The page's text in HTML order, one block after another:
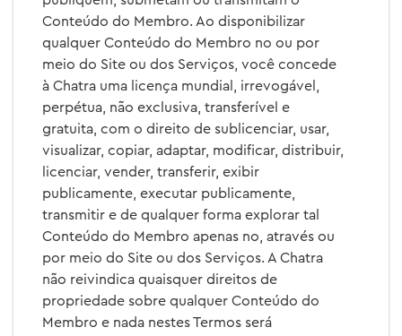
Conteúdo do Membro. Ao disponibilizar
qualquer Conteúdo do Membro no ou por
meio do Site ou dos Serviços, você concede
à Chatra uma licença mundial, irrevogável,
perpétua, não exclusiva, transferível e
gratuita, com o direito de sublicenciar, usar,
visualizar, copiar, adaptar, modificar, distribuir,
licenciar, vender, transferir, exibir
publicamente, executar publicamente,
transmitir e de qualquer forma explorar tal
Conteúdo do Membro apenas no, através ou
por meio do Site ou dos Serviços. A Chatra
não reivindica quaisquer direitos de
propriedade sobre qualquer Conteúdo do
Membro e nada nestes Termos será